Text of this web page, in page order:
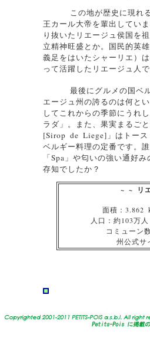
この地が歴史に現れ
王カール大帝を輩出してい
り抜いたリエージュ侯国を
立精神旺盛とか。国民的英
義足をはいたシャーリエ）
って活躍したリエージュ人
最後にグルメの国ベ
エージュ州の誇るのは何と
してこれからの季節にうれ
ラダ」。また、果実まるご
[Sirop de Liege]」はトー
ベルギー料理の定番です。
「Spa」や匂いの強い通好
存知でしたか？
~ ~ リ
面積：3.862
人口：約103万
コミューン
州公式サ